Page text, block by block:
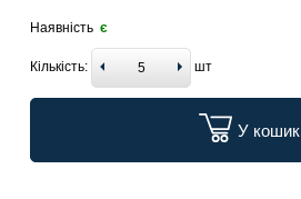
Наявність є
Кількість: шт
У кошик